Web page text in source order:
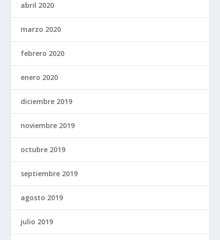
abril 2020
marzo 2020
febrero 2020
enero 2020
diciembre 2019
noviembre 2019
octubre 2019
septiembre 2019
agosto 2019
julio 2019